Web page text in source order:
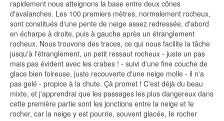
rapidement nous atteignons la base entre deux cônes
d'avalanches. Les 100 premiers mètres, normalement rocheux,
sont constitués d'une pente de neige assez redressée, d'abord
en écharpe à droite, puis à gauche après un étranglement
rocheux. Nous trouvons des traces, ce qui nous facilite la tâche
jusqu'à l'étranglement, un petit ressaut rocheux - juste un pas
mais pas évident avec les crabes ! - suivi d'une fine couche de
glace bien foireuse, juste recouverte d'une neige molle - il n'a
pas gelé - propice à la chute. Çà promet ! C'est déjà du beau
mixte, et j'apprendrai que les passages les plus dangereux dans
cette première partie sont les jonctions entre la neige et Ie
rocher, car la neige y est pourrie, souvent glacée, Ie rocher